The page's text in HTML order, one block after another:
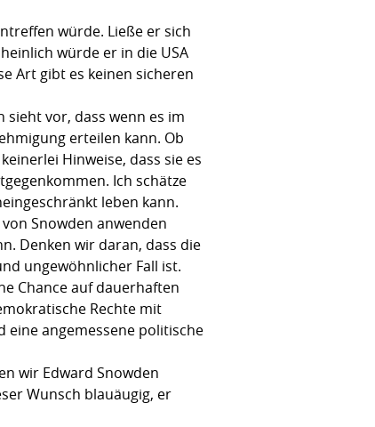
würde. Ließe er sich
würde er in die USA
Art gibt es keinen sicheren
sieht vor, dass wenn es im
erteilen kann. Ob
Hinweise, dass sie es
Ich schätze
leben kann.
Snowden anwenden
Denken wir daran, dass die
ungewöhnlicher Fall ist.
Chance auf dauerhaften
Rechte mit
eine angemessene politische
wir Edward Snowden
Wunsch blauäugig, er